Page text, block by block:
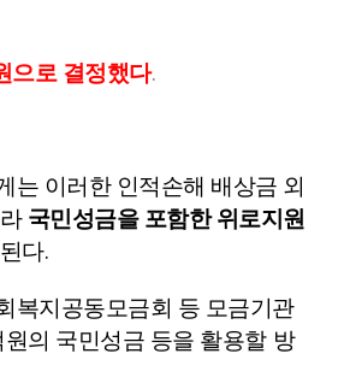
으로 결정했다.
는 이러한 인적손해 배상금 외
국민성금을 포함한 위로지원
다.
복지공동모금회 등 모금기관
의 국민성금 등을 활용할 방